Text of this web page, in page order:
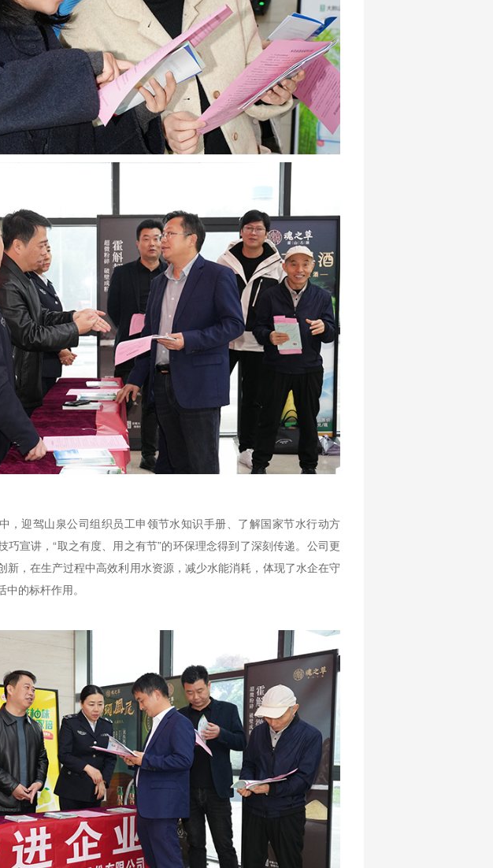
，迎驾山泉公司组织员工申领节水知识手册、了解国家节水行动方
巧宣讲，“取之有度、用之有节”的环保理念得到了深刻传递。公司更
新，在生产过程中高效利用水资源，减少水能消耗，体现了水企在守
的标杆作用。